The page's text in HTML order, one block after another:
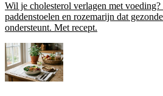
Wil je cholesterol verlagen met
paddenstoelen en rozemarijn dat
ondersteunt. Met recept.